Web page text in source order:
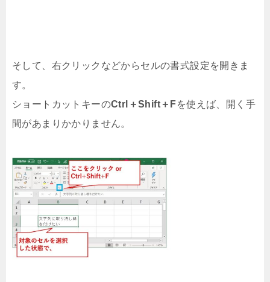
そして、右クリックなどからセルの書式設定を開きま
す。
ショートカットキーのCtrl＋Shift＋Fを使えば、開く手
間があまりかかりません。